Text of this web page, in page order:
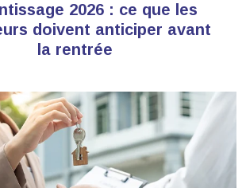
2026 : ce que les
doivent anticiper avant
la rentrée